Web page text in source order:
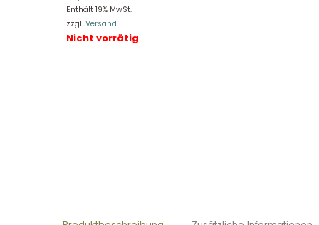
Enthält 19% MwSt.
zzgl. Versand
Nicht vorrätig